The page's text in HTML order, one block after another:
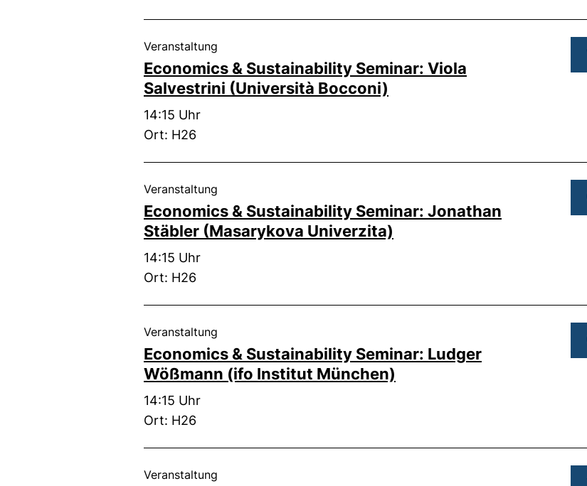
Economics & Sustainability Seminar: Viola
Salvestrini (Università Bocconi)
Veranstaltung
Zeit:
14:15 Uhr
Ort: H26
Economics & Sustainability Seminar: Jonathan
Stäbler (Masarykova Univerzita)
Veranstaltung
Zeit:
14:15 Uhr
Ort: H26
Economics & Sustainability Seminar: Ludger
Wößmann (ifo Institut München)
Veranstaltung
Zeit:
14:15 Uhr
Ort: H26
Veranstaltung